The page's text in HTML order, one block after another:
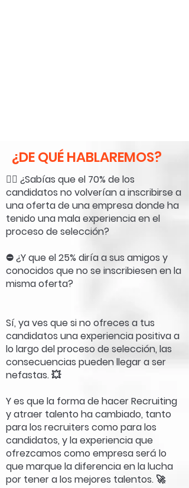
¿DE QUÉ HABLAREMOS?
🙅‍♀️ ¿Sabías que el 70% de los
candidatos no volverían a inscribirse a
una oferta de una empresa donde ha
tenido una mala experiencia en el
proceso de selección?
⛔️ ¿Y que el 25% diría a sus amigos y
conocidos que no se inscribiesen en la
misma oferta?
Sí, ya ves que si no ofreces a tus
candidatos una experiencia positiva a
lo largo del proceso de selección, las
consecuencias pueden llegar a ser
nefastas. 💥
Y es que la forma de hacer Recruiting
y atraer talento ha cambiado, tanto
para los recruiters como para los
candidatos, y la experiencia que
ofrezcamos como empresa será lo
que marque la diferencia en la lucha
por tener a los mejores talentos. 🚀